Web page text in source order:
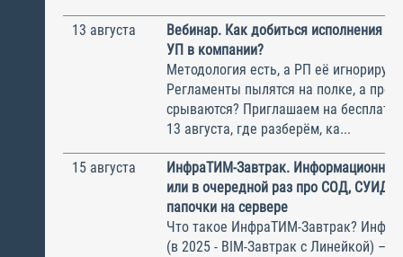
13 августа
Вебинар. Как добиться исполнения
УП в компании?
Методология есть, а РП её
Регламенты пылятся на полке, а
срываются? Приглашаем на
13 августа, где разберём, ка...
15 августа
ИнфраТИМ-Завтрак.
или в очередной раз про СОД, СУИД и
папочки на сервере
Что такое ИнфраТИМ-Завтрак?
(в 2025 - BIM-Завтрак с Линейкой) –